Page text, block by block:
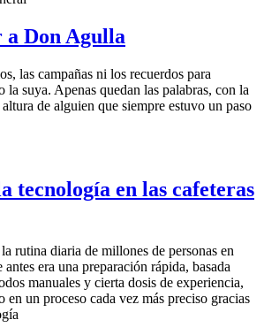
a Don Agulla
las campañas ni los recuerdos para
la suya. Apenas quedan las palabras, con la
altura de alguien que siempre estuvo un paso
tecnología en las cafeteras
rutina diaria de millones de personas en
era una preparación rápida, basada
manuales y cierta dosis de experiencia,
en un proceso cada vez más preciso gracias